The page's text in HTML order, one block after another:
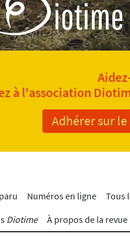
à l'association
Adhérer sur
Numéros en ligne Tous
Diotime À propos de la revue